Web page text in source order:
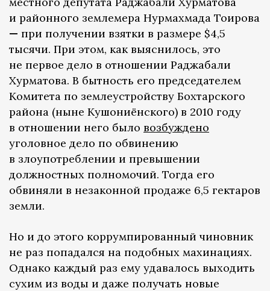
и районного землемера Нурмахмада Тоирова
— при получении взятки в размере $4,5
тысячи. При этом, как выяснилось, это
не первое дело в отношении Раджабали
Хурматова. В бытность его председателем
Комитета по землеустройству Бохтарского
района (ныне Кушониёнского) в 2010 году
в отношении него было возбуждено
уголовное дело по обвинению
в злоупотреблении и превышении
должностных полномочий. Тогда его
обвиняли в незаконной продаже 6,5 гектаров
земли.
Но и до этого коррумпированный чиновник
не раз попадался на подобных махинациях.
Однако каждый раз ему удавалось выходить
сухим из воды и даже получать новые